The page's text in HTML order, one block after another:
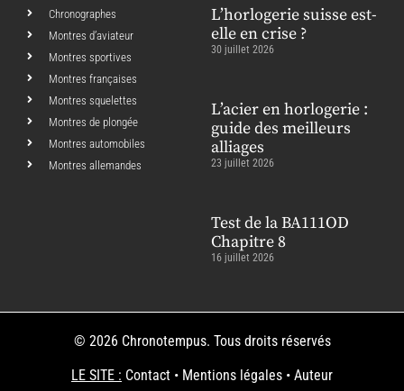
Chronographes
Montres d’aviateur
Montres sportives
Montres françaises
Montres squelettes
Montres de plongée
Montres automobiles
Montres allemandes
L’horlogerie suisse est-
elle en crise ?
30 juillet 2026
L’acier en horlogerie :
guide des meilleurs
alliages
23 juillet 2026
Test de la BA111OD
Chapitre 8
16 juillet 2026
© 2026 Chronotempus. Tous droits réservés
LE SITE : Contact • Mentions légales • Auteur